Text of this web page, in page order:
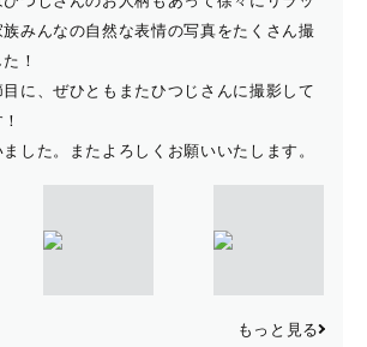
みんなの自然な表情の写真をたくさん撮
！
に、ぜひともまたひつじさんに撮影して
した。またよろしくお願いいたします。
もっと見る